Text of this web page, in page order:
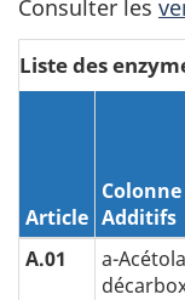
Consulter les
Liste des
Article
Colonne
Additifs
A.01
a-